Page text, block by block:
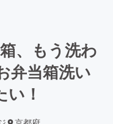
、もう洗わ
弁当箱洗い
！